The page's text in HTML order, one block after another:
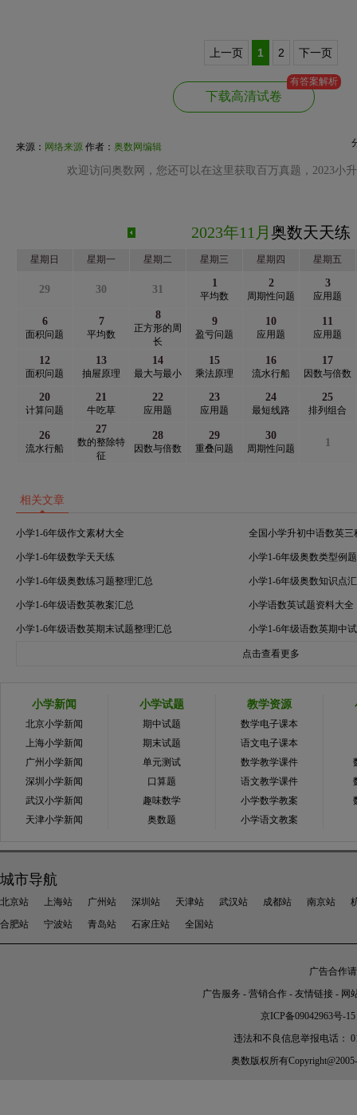
上一页 1 2 下一页
下载高清试卷
有答案解析
来源： 网络来源 作者： 奥数网编辑
欢迎访问奥数网，您还可以在这里获取百万真题，2023小
2023年11月 奥数天天练
星期日 星期一 星期二 星期三 星期四 星期五
29 30 31
1
平均数
2
周期性问题
3
应用题
6
面积问题
7
平均数
8
正方形的周
长
9
盈亏问题
10
应用题
11
应用题
12
面积问题
13
抽屉原理
14
最大与最小
15
乘法原理
16
流水行船
17
因数与倍数
20
计算问题
21
牛吃草
22
应用题
23
应用题
24
最短线路
25
排列组合
26
流水行船
27
数的整除特
征
28
因数与倍数
29
重叠问题
30
周期性问题 1
相关文章
小学1-6年级作文素材大全 全国小学升初中语数英三
小学1-6年级数学天天练 小学1-6年级奥数类型例
小学1-6年级奥数练习题整理汇总 小学1-6年级奥数知识点
小学1-6年级语数英教案汇总 小学语数英试题资料大全
小学1-6年级语数英期末试题整理汇总 小学1-6年级语数英期中
点击查看更多
小学新闻
北京小学新闻
上海小学新闻
广州小学新闻
深圳小学新闻
武汉小学新闻
天津小学新闻
小学试题
期中试题
期末试题
单元测试
口算题
趣味数学
奥数题
教学资源
数学电子课本
语文电子课本
数学教学课件
语文教学课件
小学数学教案
小学语文教案
城市导航
北京站 上海站 广州站 深圳站 天津站 武汉站 成都站 南京站
合肥站
宁波站 青岛站 石家庄站 全国站
广告合作
广告服务 - 营销合作 - 友情链接 - 网
京ICP备09042963号-15
违法和不良信息举报电话：
奥数 版权所有